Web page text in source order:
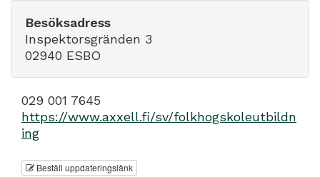
Besöksadress
Inspektorsgränden 3
02940 ESBO
029 001 7645
https://www.axxell.fi/sv/folkhogskoleutbildn
ing
Beställ uppdateringslänk